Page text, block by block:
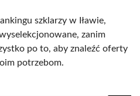
szklarzy w Iławie,
zanim
po to, aby znaleźć oferty
potrzebom.